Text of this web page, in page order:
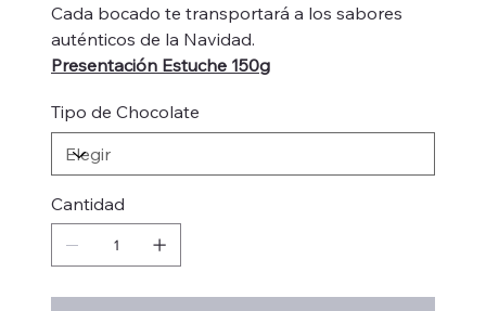
Cada bocado te transportará a los sabores
auténticos de la Navidad.
Presentación Estuche 150g
Tipo de Chocolate
Cantidad